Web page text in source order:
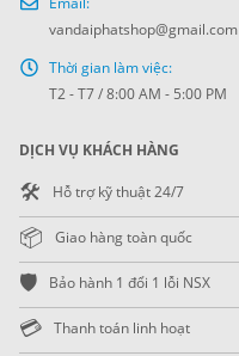
vandaiphatshop@gmail.com
Thời gian làm việc:
T2 - T7 / 8:00 AM - 5:00 PM
DỊCH VỤ KHÁCH HÀNG
🛠️ Hỗ trợ kỹ thuật 24/7
📦 Giao hàng toàn quốc
🛡️ Bảo hành 1 đổi 1 lỗi NSX
💳 Thanh toán linh hoạt